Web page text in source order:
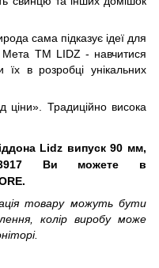
сама підказує ідеї для
Мета ТМ LIDZ - навчитися
їх в розробці унікальних
ціни». Традиційно висока
Lidz випуск 90 мм,
Ви можете в
товару можуть бути
колір виробу може